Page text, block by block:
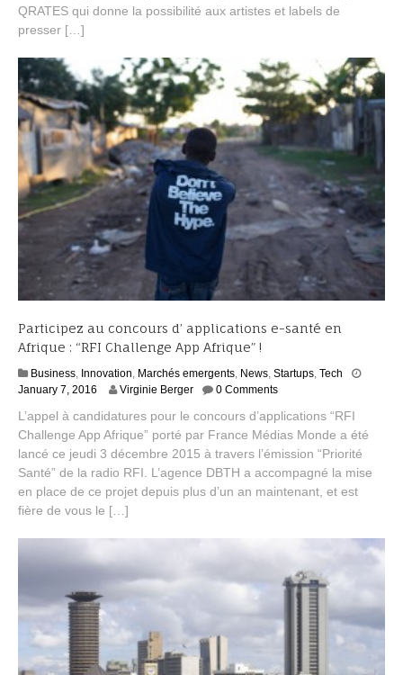
1
QRATES qui donne la possibilité aux artistes et labels de
presser […]
Participez au concours d’ applications e-santé en
Afrique : “RFI Challenge App Afrique” !
Business, Innovation, Marchés emergents, News, Startups, Tech
January 7, 2016
b
r
u
a
1
0
6
Virginie Berger 0 Comments
L’appel à candidatures pour le concours d’applications “RFI
Challenge App Afrique” porté par France Médias Monde a été
lancé ce jeudi 3 décembre 2015 à travers l’émission “Priorité
Santé” de la radio RFI. L’agence DBTH a accompagné la mise
en place de ce projet depuis plus d’un an maintenant, et est
fière de vous le […]